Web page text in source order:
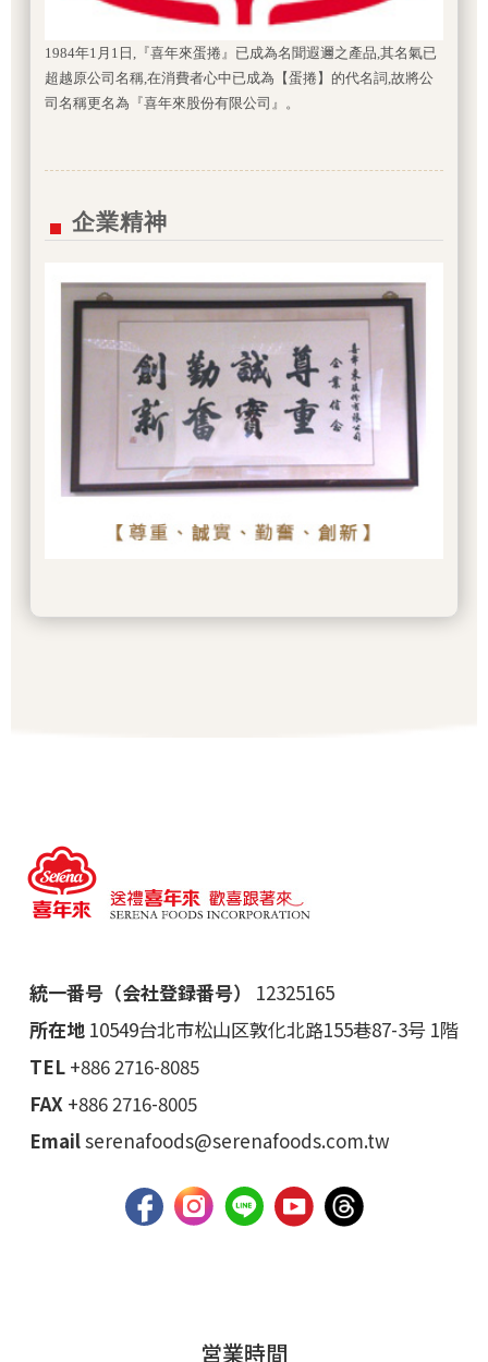
1984年1月1日,『喜年來蛋捲』已成為名聞遐邇之產品,其名氣已
超越原公司名稱,在消費者心中已成為【蛋捲】的代名詞,故將公
司名稱更名為『喜年來股份有限公司』。
企業精神
統一番号（会社登録番号）
12325165
所在地 10549台北市松山区敦化北路155巷87-3号 1階
TEL +886 2716-8085
FAX +886 2716-8005
Emailserenafoods@serenafoods.com.tw
営業時間